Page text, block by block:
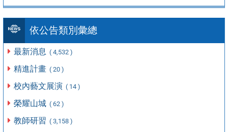
依公告類別彙總
最新消息 ( 4,532 )
精進計畫 ( 20 )
校內藝文展演 ( 14 )
榮耀山城 ( 62 )
教師研習 ( 3,158 )